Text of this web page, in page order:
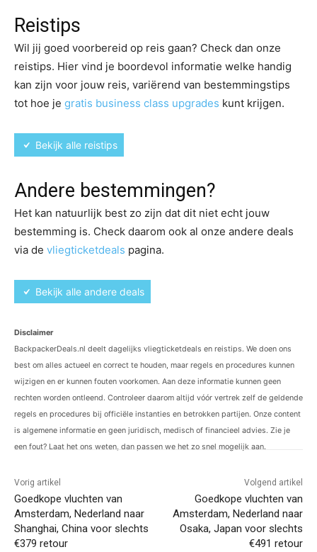
Reistips
Wil jij goed voorbereid op reis gaan? Check dan onze
reistips. Hier vind je boordevol informatie welke handig
kan zijn voor jouw reis, variërend van bestemmingstips
tot hoe je gratis business class upgrades kunt krijgen.
Bekijk alle reistips
Andere bestemmingen?
Het kan natuurlijk best zo zijn dat dit niet echt jouw
bestemming is. Check daarom ook al onze andere deals
via de vliegticketdeals pagina.
Bekijk alle andere deals
Disclaimer
BackpackerDeals.nl deelt dagelijks vliegticketdeals en reistips. We doen ons
best om alles actueel en correct te houden, maar regels en procedures kunnen
wijzigen en er kunnen fouten voorkomen. Aan deze informatie kunnen geen
rechten worden ontleend. Controleer daarom altijd vóór vertrek zelf de geldende
regels en procedures bij officiële instanties en betrokken partijen. Onze content
is algemene informatie en geen juridisch, medisch of financieel advies. Zie je
een fout? Laat het ons weten, dan passen we het zo snel mogelijk aan.
Vorig artikel
Goedkope vluchten van
Amsterdam, Nederland naar
Shanghai, China voor slechts
€379 retour
Volgend artikel
Goedkope vluchten van
Amsterdam, Nederland naar
Osaka, Japan voor slechts
€491 retour